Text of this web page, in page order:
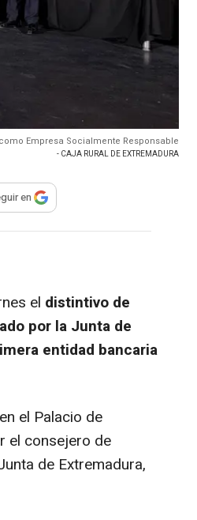
Empresa Socialmente Responsable
- CAJA RURAL DE EXTREMADURA
para compartir
en
el distintivo de
por la Junta de
entidad bancaria
el Palacio de
el consejero de
de Extremadura,